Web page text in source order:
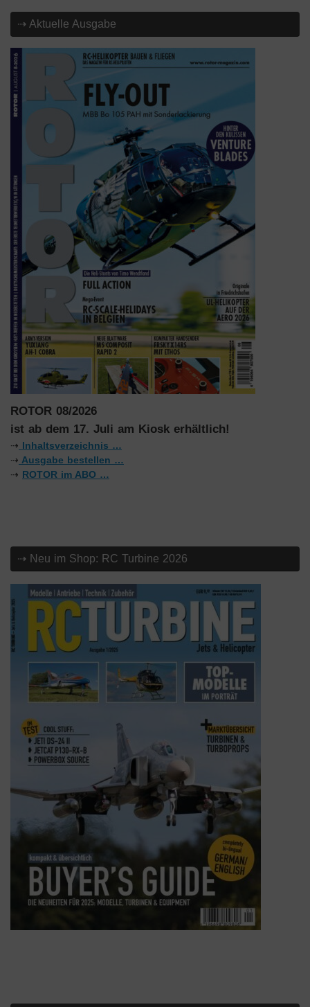
⇢ Aktuelle Ausgabe
ROTOR 08/2026
ist ab dem 17. Juli am Kiosk erhältlich!
⇢ Inhaltsverzeichnis …
⇢ Ausgabe bestellen …
⇢ ROTOR im ABO …
⇢ Neu im Shop: RC Turbine 2026